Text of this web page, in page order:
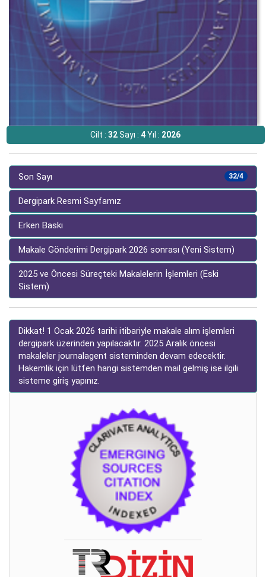
Cilt :32Sayı :4Yıl : 2026
32/4
Son Sayı
Dergipark Resmi Sayfamız
Erken Baskı
Makale Gönderimi Dergipark 2026 sonrası (Yeni Sistem)
2025 ve Öncesi Süreçteki Makalelerin İşlemleri (Eski
Sistem)
Dikkat! 1 Ocak 2026 tarihi itibariyle makale alım işlemleri
dergipark üzerinden yapılacaktır. 2025 Aralık öncesi
makaleler journalagent sisteminden devam edecektir.
Hakemlik için lütfen hangi sistemden mail gelmiş ise ilgili
sisteme giriş yapınız.